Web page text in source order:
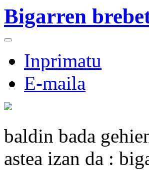
Bigarren
Inprimatu
E-maila
baldin bada
astea izan da :